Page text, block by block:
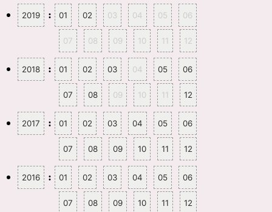
で
開
き
ま
(
新
し
い
ウ
ィ
ン
ド
ウ
で
開
き
ま
す
)
2019 : 01 02 03 04 05 06
07 08 09 10 11 12
2018 : 01 02 03 04 05 06
07 08 09 10 11 12
2017 : 01 02 03 04 05 06
07 08 09 10 11 12
2016 : 01 02 03 04 05 06
07 08 09 10 11 12